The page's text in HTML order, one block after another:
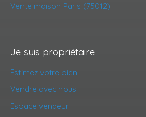
Vente maison Paris (75012)
Je suis propriétaire
Estimez votre bien
Vendre avec nous
Espace vendeur